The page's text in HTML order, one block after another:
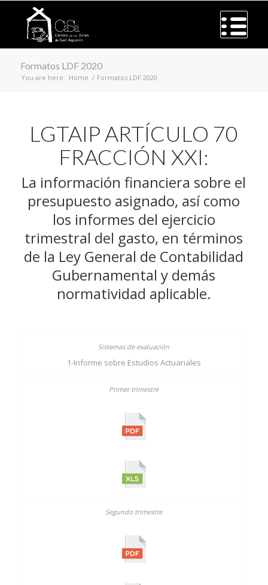
Formatos LDF 2020
You are here: Home / Formatos LDF 2020
LGTAIP ARTÍCULO 70
FRACCIÓN XXI:
La información financiera sobre el
presupuesto asignado, así como
los informes del ejercicio
trimestral del gasto, en términos
de la Ley General de Contabilidad
Gubernamental y demás
normatividad aplicable.
1-Informe sobre Estudios Actuariales